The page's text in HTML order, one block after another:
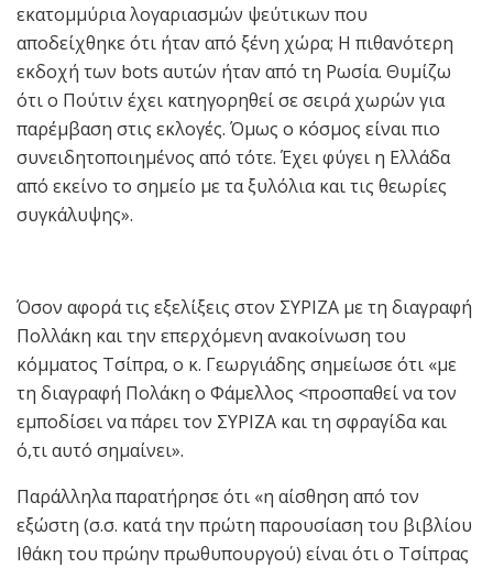
εκατομμύρια λογαριασμών ψεύτικων που
αποδείχθηκε ότι ήταν από ξένη χώρα; Η πιθανότερη
εκδοχή των bots αυτών ήταν από τη Ρωσία. Θυμίζω
ότι ο Πούτιν έχει κατηγορηθεί σε σειρά χωρών για
παρέμβαση στις εκλογές. Όμως ο κόσμος είναι πιο
συνειδητοποιημένος από τότε. Έχει φύγει η Ελλάδα
από εκείνο το σημείο με τα ξυλόλια και τις θεωρίες
συγκάλυψης».
Όσον αφορά τις εξελίξεις στον ΣΥΡΙΖΑ με τη διαγραφή
Πολλάκη και την επερχόμενη ανακοίνωση του
κόμματος Τσίπρα, ο κ. Γεωργιάδης σημείωσε ότι «με
τη διαγραφή Πολάκη ο Φάμελλος <προσπαθεί να τον
εμποδίσει να πάρει τον ΣΥΡΙΖΑ και τη σφραγίδα και
ό,τι αυτό σημαίνει».
Παράλληλα παρατήρησε ότι «η αίσθηση από τον
εξώστη (σ.σ. κατά την πρώτη παρουσίαση του βιβλίου
Ιθάκη του πρώην πρωθυπουργού) είναι ότι ο Τσίπρας